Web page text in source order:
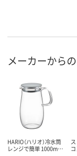
メーカーから
HARIO（ハリオ）冷水筒
レンジで簡単 1000m…